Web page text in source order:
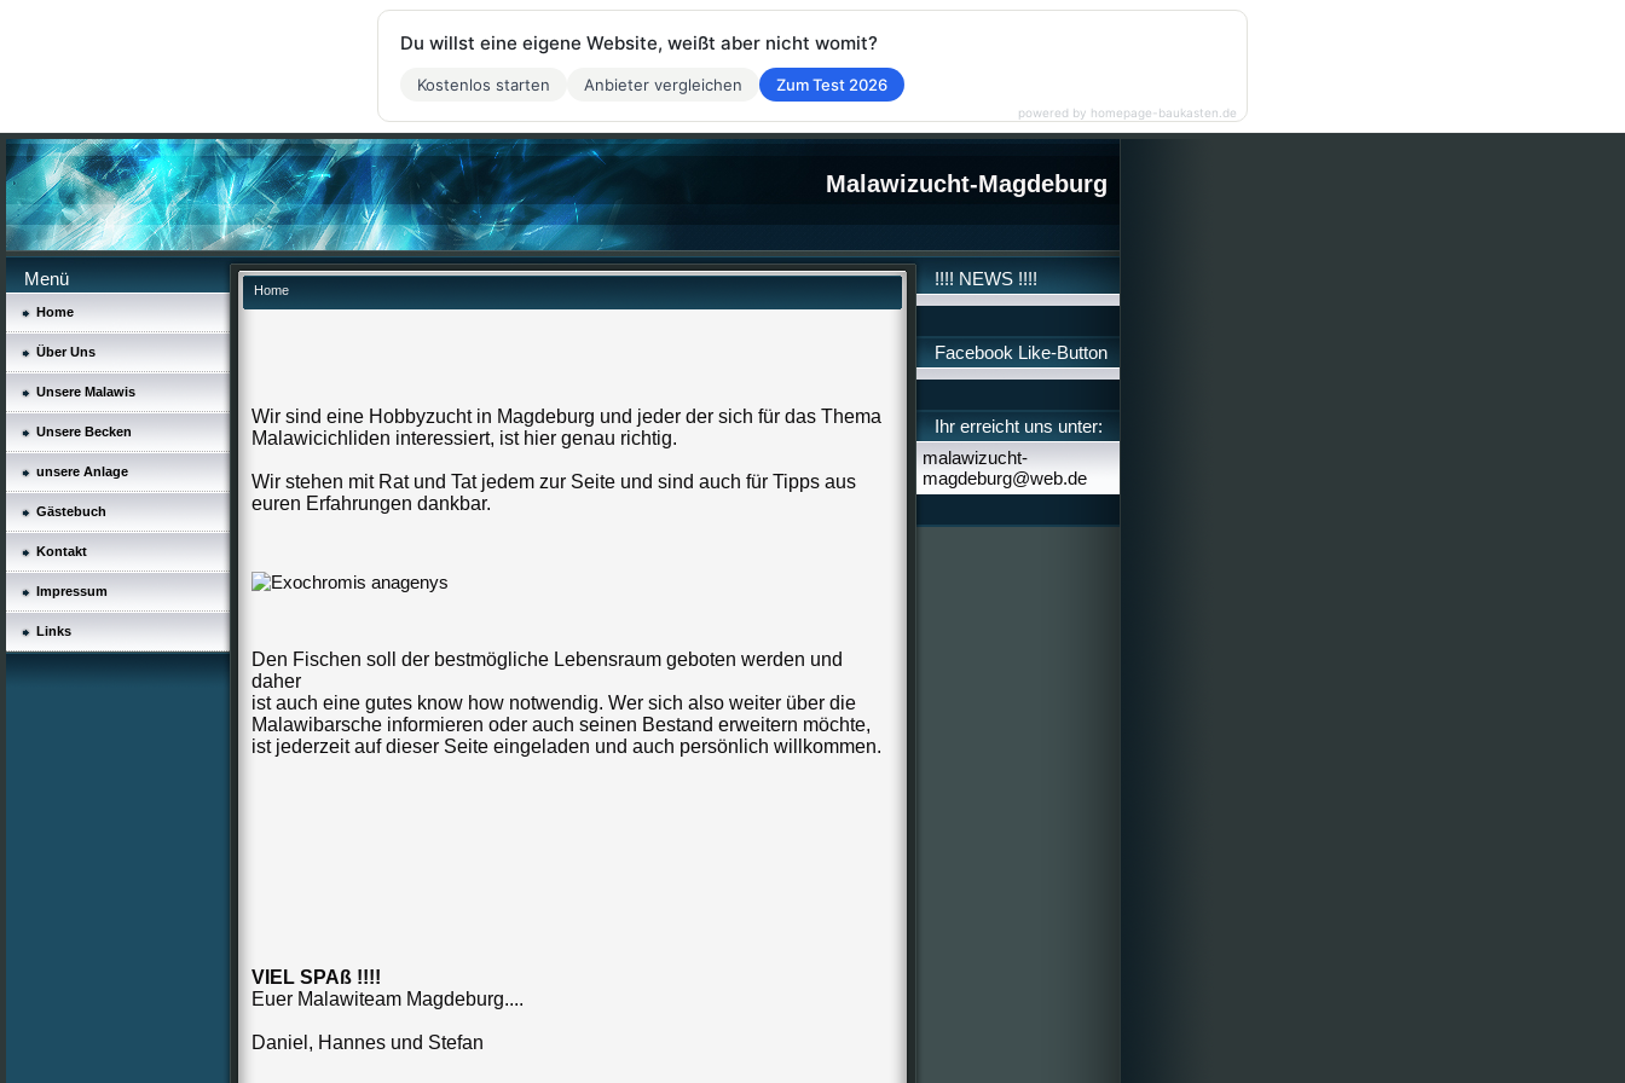
Malawizucht-Magdeburg
Menü
Home
Über Uns
Unsere Malawis
Unsere Becken
unsere Anlage
Gästebuch
Kontakt
Impressum
Links
Home
Wir sind eine Hobbyzucht in Magdeburg und jeder der sich für das Thema
Malawicichliden interessiert, ist hier genau richtig.
Wir stehen mit Rat und Tat jedem zur Seite und sind auch für Tipps aus
euren Erfahrungen dankbar.
Den Fischen soll der bestmögliche Lebensraum geboten werden und
daher
ist auch eine gutes know how notwendig. Wer sich also weiter über die
Malawibarsche informieren oder auch seinen Bestand erweitern möchte,
ist jederzeit auf dieser Seite eingeladen und auch persönlich willkommen.
VIEL SPAß !!!!
Euer Malawiteam Magdeburg....
Daniel, Hannes und Stefan
!!!! NEWS !!!!
Facebook Like-Button
Ihr erreicht uns unter:
malawizucht-
magdeburg@web.de
Du willst eine eigene Website, weißt aber nicht womit?
Kostenlos starten Anbieter vergleichen Zum Test 2026
powered by homepage-baukasten.de